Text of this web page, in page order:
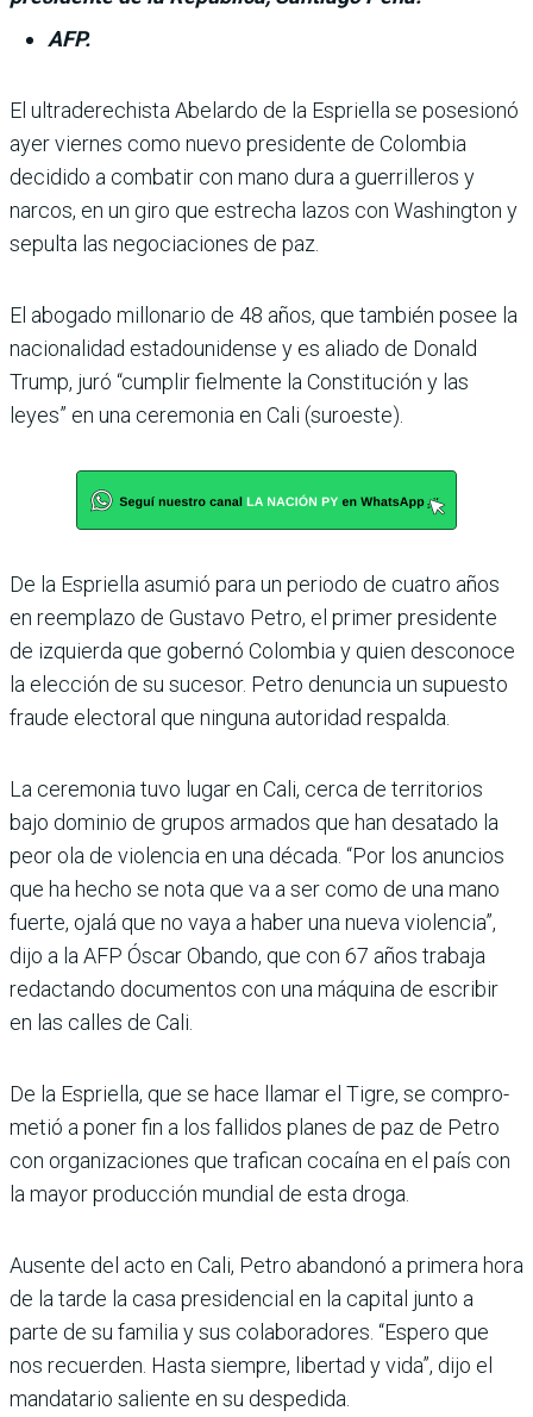
AFP.
El ultraderechista Abe­lardo de la Espriella se posesionó
ayer viernes como nuevo presi­dente de Colombia
decidido a combatir con mano dura a guerrilleros y
narcos, en un giro que estrecha lazos con Washington y
sepulta las negociaciones de paz.
El abogado millonario de 48 años, que también posee la
nacionalidad estadouni­dense y es aliado de Donald
Trump, juró “cumplir fiel­mente la Constitución y las
leyes” en una ceremonia en Cali (suroeste).
De la Espriella asumió para un periodo de cuatro años
en reemplazo de Gustavo Petro, el primer presidente
de izquierda que gobernó Colombia y quien desconoce
la elección de su sucesor. Petro denuncia un supuesto
fraude electoral que ninguna autoridad respalda.
La ceremonia tuvo lugar en Cali, cerca de territorios
bajo dominio de grupos armados que han desatado la
peor ola de violencia en una década. “Por los anuncios
que ha hecho se nota que va a ser como de una mano
fuerte, ojalá que no vaya a haber una nueva violencia”,
dijo a la AFP Óscar Obando, que con 67 años trabaja
redac­tando documentos con una máquina de escribir
en las calles de Cali.
De la Espriella, que se hace llamar el Tigre, se compro­
metió a poner fin a los falli­dos planes de paz de Petro
con organizaciones que tra­fican cocaína en el país con
la mayor producción mundial de esta droga.
Ausente del acto en Cali, Petro abandonó a primera hora
de la tarde la casa pre­sidencial en la capital junto a
parte de su familia y sus cola­boradores. “Espero que
nos recuerden. Hasta siempre, libertad y vida”, dijo el
man­datario saliente en su despe­dida.